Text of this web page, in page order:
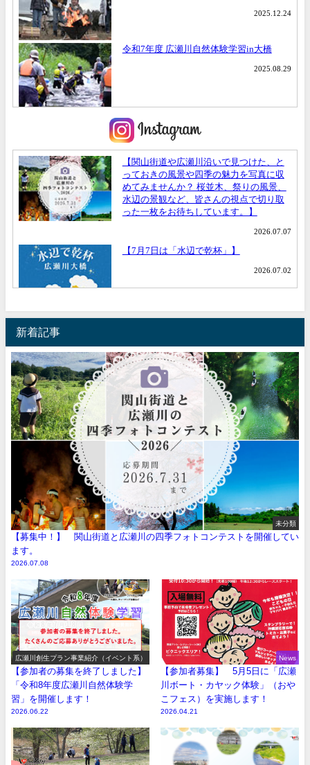
新着記事
未分類
【募集中！】 関山街道と広瀬川の四季フォトコンテストを開催してい
ます。
2026.07.08
広瀬川創生プラン事業紹介（イベント系）
【参加者の募集を終了しました】
「令和8年度広瀬川自然体験学
習」を開催します！
2026.06.22
News
【参加者募集】 5月5日に「広瀬
川ボート・カヤック体験」（おや
こフェス）を実施します！
2026.04.21